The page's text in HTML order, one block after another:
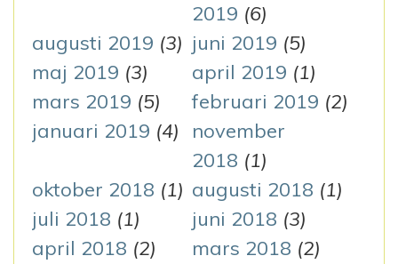
2019 (6)
augusti 2019 (3) juni 2019 (5)
maj 2019 (3) april 2019 (1)
mars 2019 (5) februari 2019 (2)
januari 2019 (4)
november
2018 (1)
oktober 2018 (1) augusti 2018 (1)
juli 2018 (1) juni 2018 (3)
april 2018 (2) mars 2018 (2)